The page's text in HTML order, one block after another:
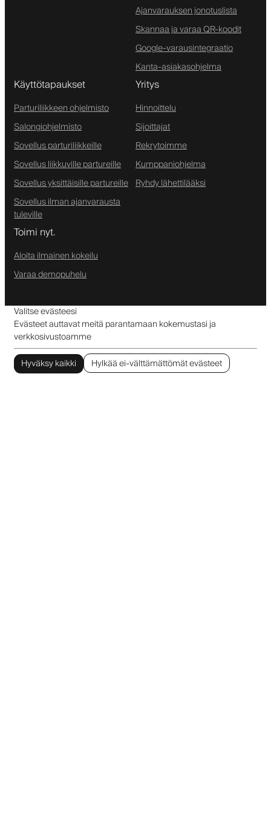
Ajanvarauksen jonotuslista
Skannaa ja varaa QR-koodit
Google-varausintegraatio
Kanta-asiakasohjelma
Käyttötapaukset
Parturiliikkeen ohjelmisto
Salongiohjelmisto
Sovellus parturiliikkeille
Sovellus liikkuville partureille
Sovellus yksittäisille partureille
Sovellus ilman ajanvarausta
tuleville
Yritys
Hinnoittelu
Sijoittajat
Rekrytoimme
Kumppaniohjelma
Ryhdy lähettilääksi
Toimi nyt.
Aloita ilmainen kokeilu
Varaa demopuhelu
Valitse evästeesi
Evästeet auttavat meitä parantamaan kokemustasi ja
verkkosivustoamme
Hyväksy kaikki
Hylkää ei-välttämättömät evästeet